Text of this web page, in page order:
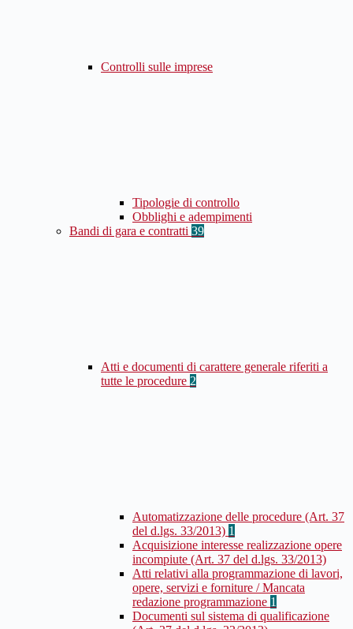
Controlli sulle imprese
Tipologie di controllo
Obblighi e adempimenti
Bandi di gara e contratti 39
Atti e documenti di carattere generale riferiti a
tutte le procedure 2
Automatizzazione delle procedure (Art. 37
del d.lgs. 33/2013) 1
Acquisizione interesse realizzazione opere
incompiute (Art. 37 del d.lgs. 33/2013)
Atti relativi alla programmazione di lavori,
opere, servizi e forniture / Mancata
redazione programmazione 1
Documenti sul sistema di qualificazione